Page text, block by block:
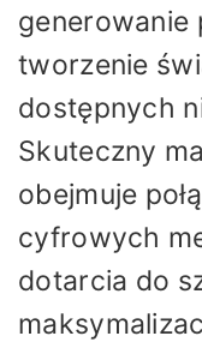
generowanie
tworzenie
dostępnych
Skuteczny
obejmuje
cyfrowych
dotarcia do